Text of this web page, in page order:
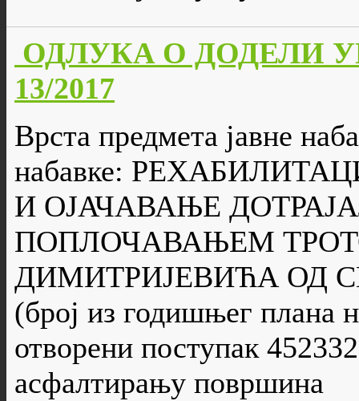
ОДЛУКА О ДОДЕЛИ
13/2017
Врста предмета јавне
набавке:
И ОЈАЧАВАЊЕ
ПОПЛОЧАВАЊЕМ
ДИМИТРИЈЕВИЋА ОД
(број из годишњег плана
отворени поступак
асфалтирању површина